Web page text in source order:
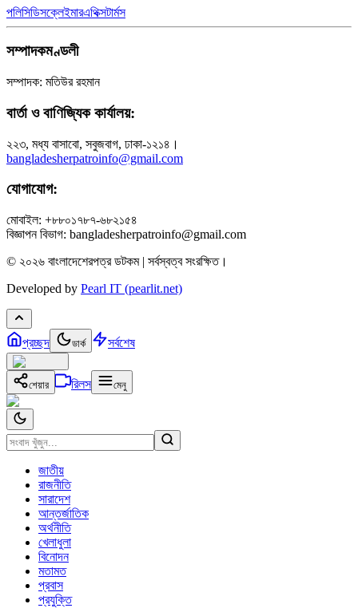
পলিসিডিসক্লেইমারএথিক্সটার্মস
সম্পাদকমণ্ডলী
সম্পাদক: মতিউর রহমান
বার্তা ও বাণিজ্যিক কার্যালয়:
২২৩, মধ্য বাসাবো, সবুজবাগ, ঢাকা-১২১৪।
bangladesherpatroinfo@gmail.com
যোগাযোগ:
মোবাইল: +৮৮০১৭৮৭-৬৮২১৫৪
বিজ্ঞাপন বিভাগ: bangladesherpatroinfo@gmail.com
© ২০২৬ বাংলাদেশেরপত্র ডটকম | সর্বস্বত্ব সংরক্ষিত।
Developed by Pearl IT (pearlit.net)
প্রচ্ছদ ডার্ক সর্বশেষ
শেয়ার রিলস মেনু
জাতীয়
রাজনীতি
সারাদেশ
আন্তর্জাতিক
অর্থনীতি
খেলাধুলা
বিনোদন
মতামত
প্রবাস
প্রযুক্তি